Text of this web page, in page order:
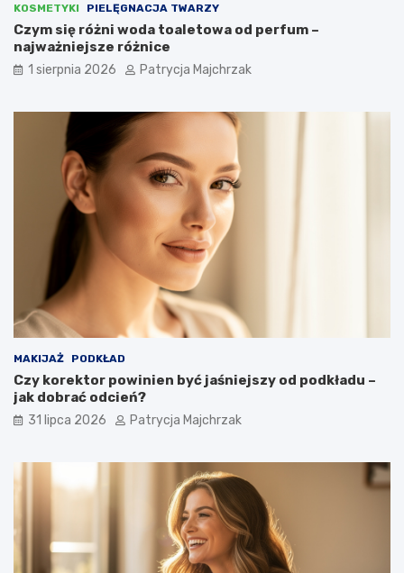
KOSMETYKI PIELĘGNACJA TWARZY
Czym się różni woda toaletowa od perfum –
najważniejsze różnice
1 sierpnia 2026 Patrycja Majchrzak
MAKIJAŻ PODKŁAD
Czy korektor powinien być jaśniejszy od podkładu –
jak dobrać odcień?
31 lipca 2026 Patrycja Majchrzak